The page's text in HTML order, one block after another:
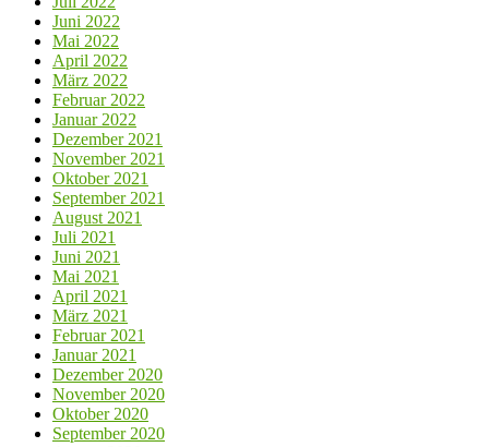
Juni 2022
Mai 2022
April 2022
März 2022
Februar 2022
Januar 2022
Dezember 2021
November 2021
Oktober 2021
September 2021
August 2021
Juli 2021
Juni 2021
Mai 2021
April 2021
März 2021
Februar 2021
Januar 2021
Dezember 2020
November 2020
Oktober 2020
September 2020